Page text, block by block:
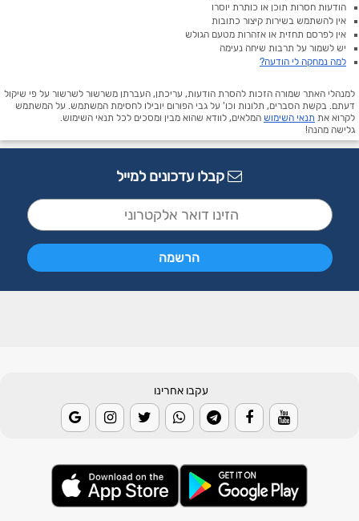
הודעות חסרות תוכן או כותרת יוסרו
אין להשתמש בשירות קיצור כתובות
אין לפרסם תחזית או אזהרות מטעם הגולש
יש לשמור על תרבות שיחה נעימה
למה נמחקה לי הודעה?
למנהלי האתר שמורה הזכות להסרת הודעות, עריכתן, העברתן משרשור לשרשור על פי שיקול
דעתם. בקשת הסברים, תלונות וכו' על גבי הפורום יובילו לחסימת המשתמש. על המשתמש
לקרוא את תנאי השימוש המלאים, לוודא שהוא מבין ומסכים לכל תנאי השימוש.
גלישה מהנה!
קבלו עדכונים למייל
עקבו אחרינו